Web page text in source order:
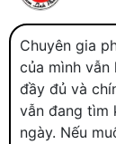
Chuyên gia
của mình
đầy đủ và
vẫn đang tìm
ngày. Nếu